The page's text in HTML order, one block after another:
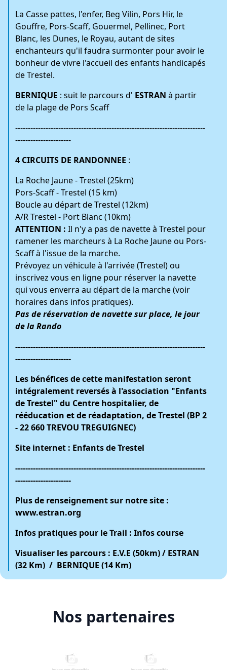
La Casse pattes, l'enfer, Beg Vilin, Pors Hir, le
Gouffre, Pors-Scaff, Gouermel, Pellinec, Port
Blanc, les Dunes, le Royau, autant de sites
enchanteurs qu'il faudra surmonter pour avoir le
bonheur de vivre l'accueil des enfants handicapés
de Trestel.
BERNIQUE : suit le parcours d' ESTRAN à partir
de la plage de Pors Scaff
---------------------------------------------------------------------------
----------------------
4 CIRCUITS DE RANDONNEE :
La Roche Jaune - Trestel (25km)
Pors-Scaff - Trestel (15 km)
Boucle au départ de Trestel (12km)
A/R Trestel - Port Blanc (10km)
ATTENTION : Il n'y a pas de navette à Trestel pour
ramener les marcheurs à La Roche Jaune ou Pors-
Scaff à l'issue de la marche.
Prévoyez un véhicule à l'arrivée (Trestel) ou
inscrivez vous en ligne pour réserver la navette
qui vous enverra au départ de la marche (voir
horaires dans infos pratiques).
Pas de réservation de navette sur place, le jour
de la Rando
---------------------------------------------------------------------------
----------------------
Les bénéfices de cette manifestation seront
intégralement reversés à l'association "Enfants
de Trestel" du Centre hospitalier, de
rééducation et de réadaptation, de Trestel (BP 2
- 22 660 TREVOU TREGUIGNEC)
Site internet : Enfants de Trestel
---------------------------------------------------------------------------
----------------------
Plus de renseignement sur notre site :
www.estran.org
Infos pratiques pour le Trail : Infos course
Visualiser les parcours : E.V.E (50km)/ ESTRAN
(32 Km) / BERNIQUE (14 Km)
Nos partenaires